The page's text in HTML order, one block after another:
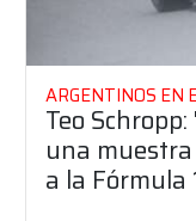
ARGENTINOS EN
Teo
una
a la Fórmula